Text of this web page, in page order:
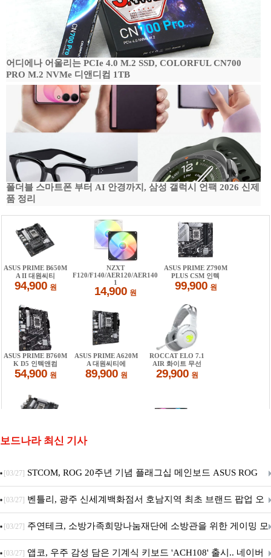
어디에나 어울리는 PCIe 4.0 M.2 SSD, COLORFUL CN700
PRO M.2 NVMe 디앤디컴 1TB
폴더블 스마트폰 부터 AI 안경까지, 삼성 갤럭시 언팩 2026 신제
품 정리
보드나라 최신 기사
[03/27] STCOM, ROG 20주년 기념 플래그십 메인보드 ASUS ROG
Crosshair X870E EDITION 20 국내 출시 예정
[03/27] 벤틀리, 광주 신세계백화점서 호남지역 최초 브랜드 팝업 오
픈
[03/27] 주연테크, 소방가족희망나눔재단에 소방관을 위한 게이밍 모
니터·스마트 펫 침대 기부
[03/27] 앱코, 우주 감성 담은 기계식 키보드 'ACH108' 출시.. 네이버